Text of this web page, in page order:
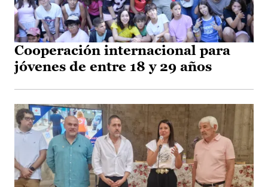
Cooperación internacional para
jóvenes de entre 18 y 29 años